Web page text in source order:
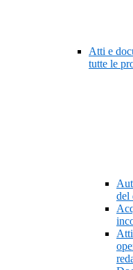
Atti e
tutte le
del